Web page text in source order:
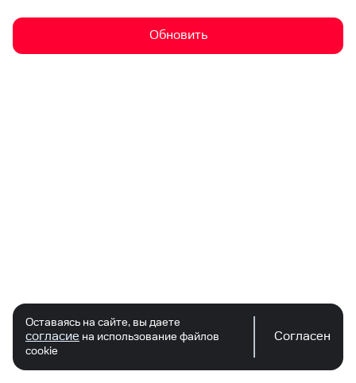
Обновить
Оставаясь на сайте, вы даете
согласие на использование файлов
cookie
Согласен